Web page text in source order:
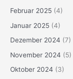
Februar 2025 (4)
Januar 2025 (4)
Dezember 2024 (7)
November 2024 (5)
Oktober 2024 (3)